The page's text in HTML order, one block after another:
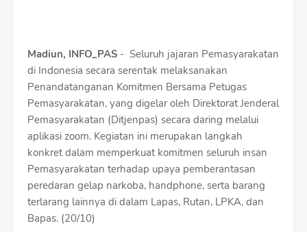
Madiun, INFO_PAS - Seluruh jajaran Pemasyarakatan
di Indonesia secara serentak melaksanakan
Penandatanganan Komitmen Bersama Petugas
Pemasyarakatan, yang digelar oleh Direktorat Jenderal
Pemasyarakatan (Ditjenpas) secara daring melalui
aplikasi zoom. Kegiatan ini merupakan langkah
konkret dalam memperkuat komitmen seluruh insan
Pemasyarakatan terhadap upaya pemberantasan
peredaran gelap narkoba, handphone, serta barang
terlarang lainnya di dalam Lapas, Rutan, LPKA, dan
Bapas. (20/10)
g
n
W
i
t
h
S
h
r
o
f
f
T
e